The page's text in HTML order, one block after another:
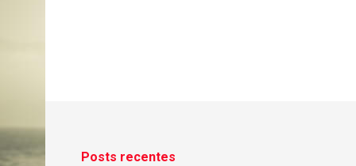
Posts recentes